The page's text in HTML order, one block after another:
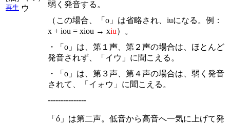
再生 ウ
弱く発音する。
（この場合、「o」は省略され、iuになる。例：
x + iou = xiou → xiu）。
・「o」は、第１声、第２声の場合は、ほとんど
発音されず、「イウ」に聞こえる。
・「o」は、第３声、第４声の場合は、弱く発音
されて、「イォウ」に聞こえる。
---------------
「ó」は第二声。低音から高音へ一気に上げて発